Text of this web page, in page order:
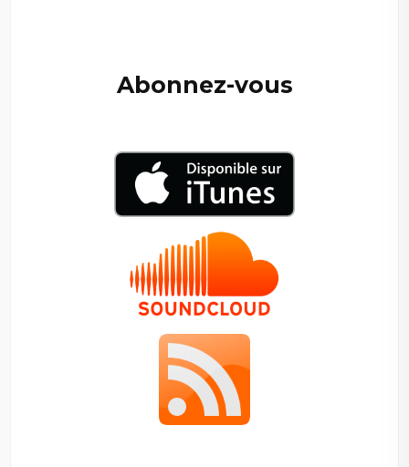
Abonnez-vous